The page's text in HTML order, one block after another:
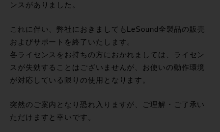
ンスがありました。
これに伴い、弊社におきましてもLeSound全製品の販売
およびサポートを終了いたします。
各ライセンスをお持ちの方におかれましては、ライセン
スが失効することはございませんが、お使いの動作環境
が対応している限りの使用となります。
突然のご案内となり恐れ入りますが、ご理解・ご了承い
ただけますと幸いです。